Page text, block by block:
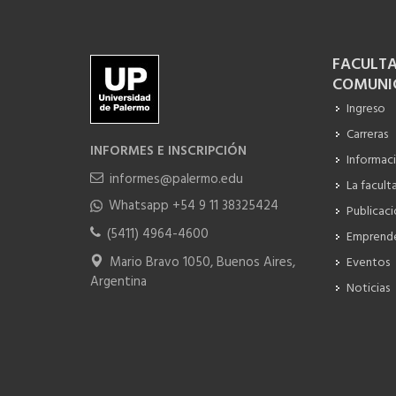
INFORMES E INSCRIPCIÓN
informes@palermo.edu
Whatsapp +54 9 11 38325424
(5411) 4964-4600
Mario Bravo 1050, Buenos Aires,
Argentina
Ingreso
Carreras
La
Eventos
Noticias